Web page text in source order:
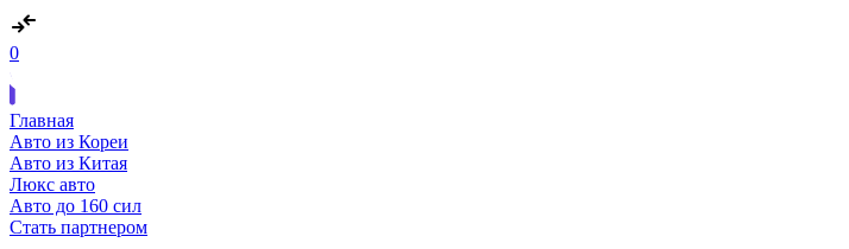
0
Главная
Авто из Кореи
Авто из Китая
Люкс авто
Авто до 160 сил
Стать партнером